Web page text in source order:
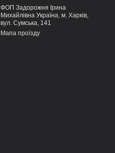
ФОП Задорожня Ірина
Михайлівна Україна, м. Харків,
вул. Сумська, 141
Мапа проїзду